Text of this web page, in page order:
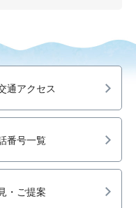
通アクセス
番号一覧
・ご提案